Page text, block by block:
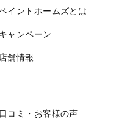
イントホームズとは
キャンペーン
店舗情報
口コミ・お客様の声